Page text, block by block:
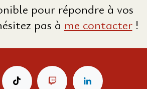
pour répondre à vos
pas à me contacter!